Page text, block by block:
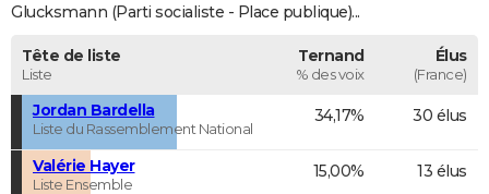
Glucksmann (Parti socialiste - Place publique)...
Tête de liste
Liste
Ternand
% des voix
Élus
(France)
Jordan Bardella
Liste du Rassemblement National
34,17% 30 élus
Valérie Hayer
Liste Ensemble
15,00% 13 élus